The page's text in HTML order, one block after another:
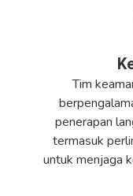
Tim
penerapan
termasuk
untuk menjaga